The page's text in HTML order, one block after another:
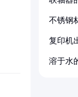
不锈钢
复印机
溶于水